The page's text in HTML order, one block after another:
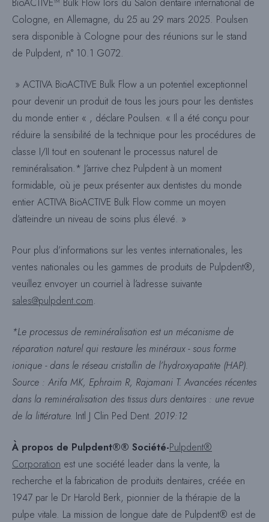
Cologne, en Allemagne, du 25 au 29 mars 2025. Poulsen
sera disponible à Cologne pour des réunions sur le stand
de Pulpdent, n° 10.1 G072.
» ACTIVA BioACTIVE Bulk Flow a un potentiel exceptionnel
pour devenir un produit de tous les jours pour les dentistes
du monde entier « , déclare Poulsen. « Il a été conçu pour
réduire la sensibilité de la technique pour les procédures de
classe I/II tout en soutenant le processus naturel de
reminéralisation.* J’arrive chez Pulpdent à un moment
formidable, où je peux présenter aux dentistes du monde
entier ACTIVA BioACTIVE Bulk Flow comme un moyen
d’atteindre un niveau de soins plus élevé. »
Pour plus d’informations sur les ventes internationales, les
ventes nationales ou les gammes de produits de Pulpdent®,
veuillez envoyer un courriel à l’adresse suivante
sales@pulpdent.com.
*Le processus de reminéralisation est un mécanisme de
réparation naturel qui restaure les minéraux - sous forme
ionique - dans le réseau cristallin de l’hydroxyapatite (HAP).
Source : Arifa MK, Ephraim R, Rajamani T. Avancées récentes
dans la reminéralisation des tissus durs dentaires : une revue
de la littérature. Intl J Clin Ped Dent. 2019:12
À propos de Pulpdent®® Société-Pulpdent®
Corporation est une société leader dans la vente, la
recherche et la fabrication de produits dentaires, créée en
1947 par le Dr Harold Berk, pionnier de la thérapie de la
pulpe vitale. La mission de longue date de Pulpdent® est de